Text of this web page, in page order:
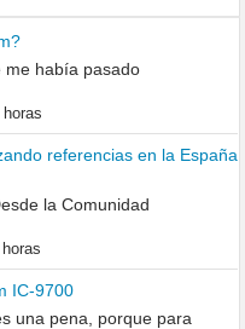
me había pasado
referencias en la España
la Comunidad
IC-9700
una pena, porque para